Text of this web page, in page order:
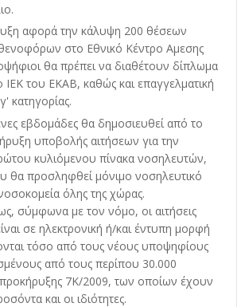
αφορά την κάλυψη 200 θέσεων
στο Εθνικό Κέντρο Αμεσης
θα πρέπει να διαθέτουν δίπλωμα
του ΕΚΑΒ, καθώς και επαγγελματική
κατηγορίας.
εβδομάδες θα δημοσιευθεί από το
υποβολής αιτήσεων για την
κυλιόμενου πίνακα νοσηλευτών,
θα προσληφθεί μόνιμο νοσηλευτικό
όλης της χώρας.
σύμφωνα με τον νόμο, οι αιτήσεις
σε ηλεκτρονική ή/και έντυπη μορφή
τόσο από τους νέους υποψηφίους
από τους περίπου 30.000
προκήρυξης 7Κ/2009, των οποίων έχουν
και οι ιδιότητες.